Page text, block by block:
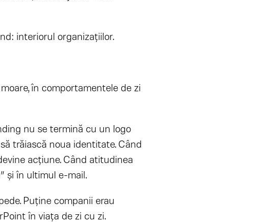
interiorul organizațiilor.
în comportamentele de zi
nu se termină cu un logo
trăiască noua identitate. Când
acțiune. Când atitudinea
și în ultimul e-mail.
Puține companii erau
în viața de zi cu zi.